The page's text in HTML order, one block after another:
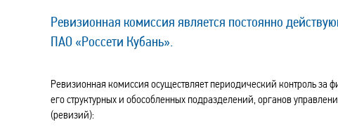
Ревизионная комиссия является постоянно
ПАО «Россети Кубань».
Ревизионная комиссия осуществляет периодический контроль за
его структурных и обособленных подразделений, органов
(ревизий):